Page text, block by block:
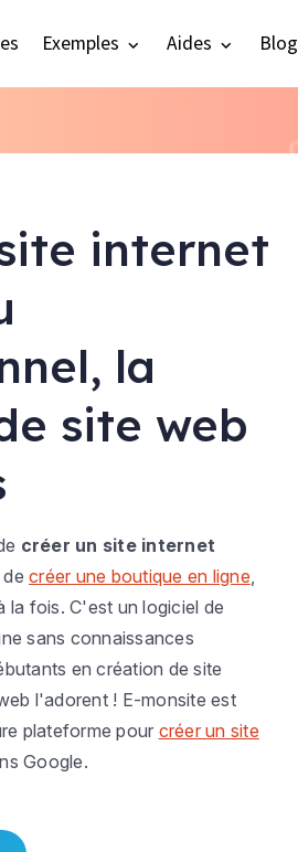
Exemples Aides Blog
internet
la
site web
créer un site internet
decréer une boutique en ligne,
la fois. C'est un logiciel de
sans connaissances
en création de site
l'adorent ! E-monsite est
plateforme pour créer un site
Google.